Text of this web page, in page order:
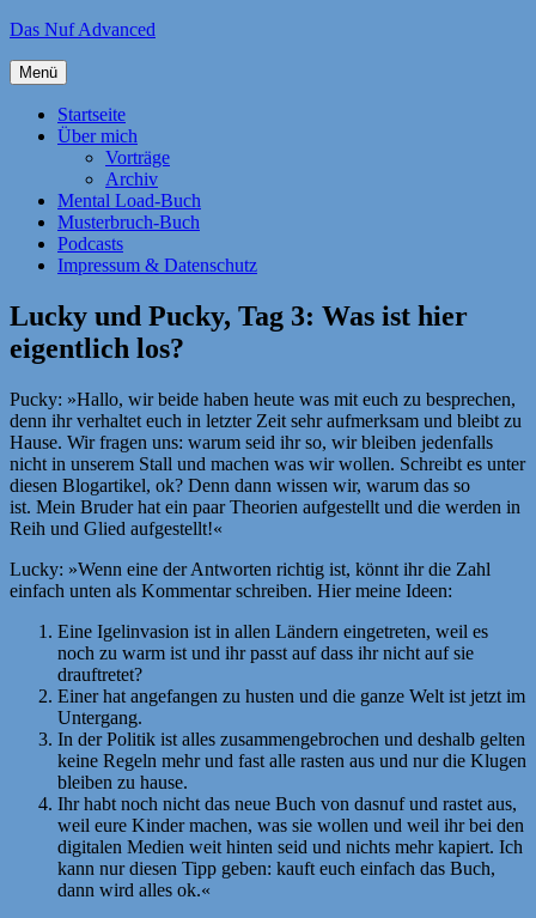
Zum
springen
Das Nuf Advanced
Menü
Startseite
Über mich
Vorträge
Archiv
Mental Load-Buch
Musterbruch-Buch
Podcasts
Impressum & Datenschutz
Lucky und Pucky, Tag 3: Was ist hier
eigentlich los?
Pucky: »Hallo, wir beide haben heute was mit euch zu besprechen,
denn ihr verhaltet euch in letzter Zeit sehr aufmerksam und bleibt zu
Hause. Wir fragen uns: warum seid ihr so, wir bleiben jedenfalls
nicht in unserem Stall und machen was wir wollen. Schreibt es unter
diesen Blogartikel, ok? Denn dann wissen wir, warum das so
ist. Mein Bruder hat ein paar Theorien aufgestellt und die werden in
Reih und Glied aufgestellt!«
Lucky: »Wenn eine der Antworten richtig ist, könnt ihr die Zahl
einfach unten als Kommentar schreiben. Hier meine Ideen:
Eine Igelinvasion ist in allen Ländern eingetreten, weil es
noch zu warm ist und ihr passt auf dass ihr nicht auf sie
drauftretet?
Einer hat angefangen zu husten und die ganze Welt ist jetzt im
Untergang.
In der Politik ist alles zusammengebrochen und deshalb gelten
keine Regeln mehr und fast alle rasten aus und nur die Klugen
bleiben zu hause.
Ihr habt noch nicht das neue Buch von dasnuf und rastet aus,
weil eure Kinder machen, was sie wollen und weil ihr bei den
digitalen Medien weit hinten seid und nichts mehr kapiert. Ich
kann nur diesen Tipp geben: kauft euch einfach das Buch,
dann wird alles ok.«